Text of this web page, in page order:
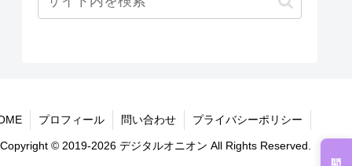
プロフィール 問い合わせ プライバシーポリシー
Copyright © 2019-2026 デジタルオニオン All Rights Reserved.